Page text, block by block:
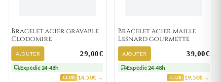
Bracelet acier gravable
Clodomire
AJOUTER 29,00€
Expédié 24-48h
CLUB 14,50€ →
Bracelet acier maille
Lesnard gourmette
AJOUTER 39,00€
Expédié 24-48h
CLUB 19,50€ →